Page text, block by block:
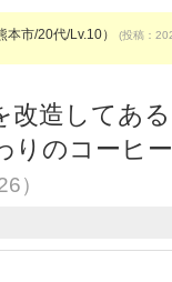
本市/20代/Lv.10） (投稿：
改造してあ
りのコーヒ
）